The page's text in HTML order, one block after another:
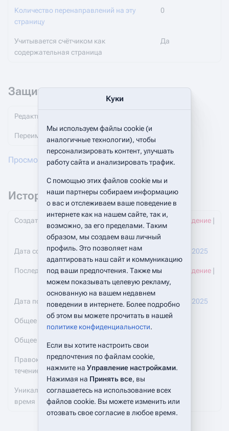
Количество перенаправлений на эту
страницу
0
Учитывается счётчиком как
содержательная страница
Да
Защита страницы
Редактирование
Переименование Без защиты (бессрочно)
Просмотреть журнал защиты этой страницы
История изменений
Создатель страницы AZykov обсуждение
Дата создания страницы 10:18, 28 мая 2025
Последний редактор AZykov обсуждение
вклад)
Дата последней правки 11:20, 29 мая 2025
Общее число правок 20
Общее число различных авторов
Правок за последнее время (в
течение 90 дней)
0
Уникальных авторов за последнее
время
0
Куки
Мы используем файлы cookie (и
аналогичные технологии), чтобы
персонализировать контент, улучшать
работу сайта и анализировать трафик.
С помощью этих файлов cookie мы и
наши партнеры собираем информацию
о вас и отслеживаем ваше поведение в
интернете как на нашем сайте, так и,
возможно, за его пределами. Таким
образом, мы создаем ваш личный
профиль. Это позволяет нам
адаптировать наш сайт и коммуникацию
под ваши предпочтения. Также мы
можем показывать целевую рекламу,
основанную на вашем недавнем
поведении в интернете. Более подробно
об этом вы можете прочитать в нашей
политике конфиденциальности.
Если вы хотите настроить свои
предпочтения по файлам cookie,
нажмите на Управление настройками.
Нажимая на Принять все, вы
соглашаетесь на использование всех
файлов cookie. Вы можете изменить или
отозвать свое согласие в любое время.